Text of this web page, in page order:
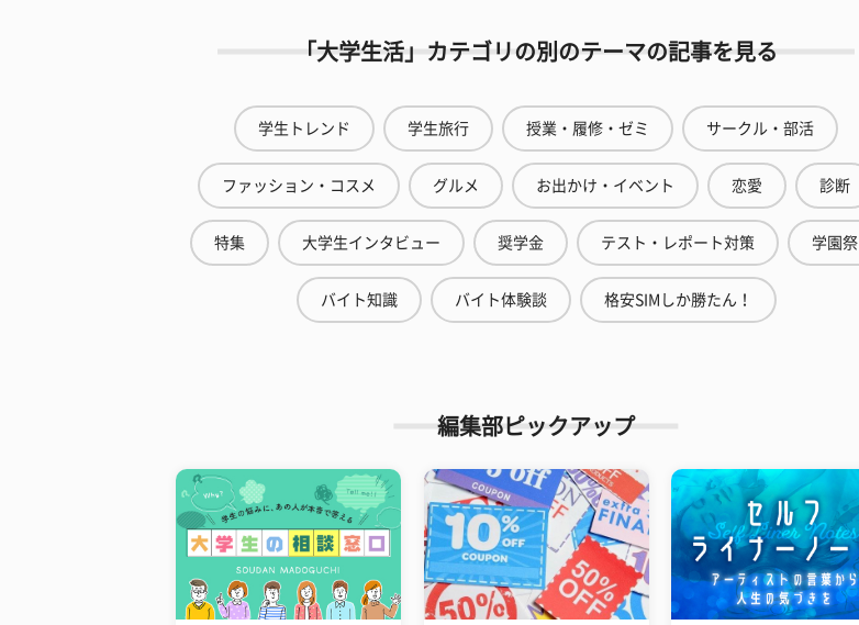
「大学生活」カテゴリの別のテーマの記事を見る
学生トレンド 学生旅行 授業・履修・ゼミ サークル・部活
ファッション・コスメ グルメ お出かけ・イベント 恋愛 診断
特集 大学生インタビュー 奨学金 テスト・レポート対策 学園祭
バイト知識 バイト体験談 格安SIMしか勝たん！
編集部ピックアップ